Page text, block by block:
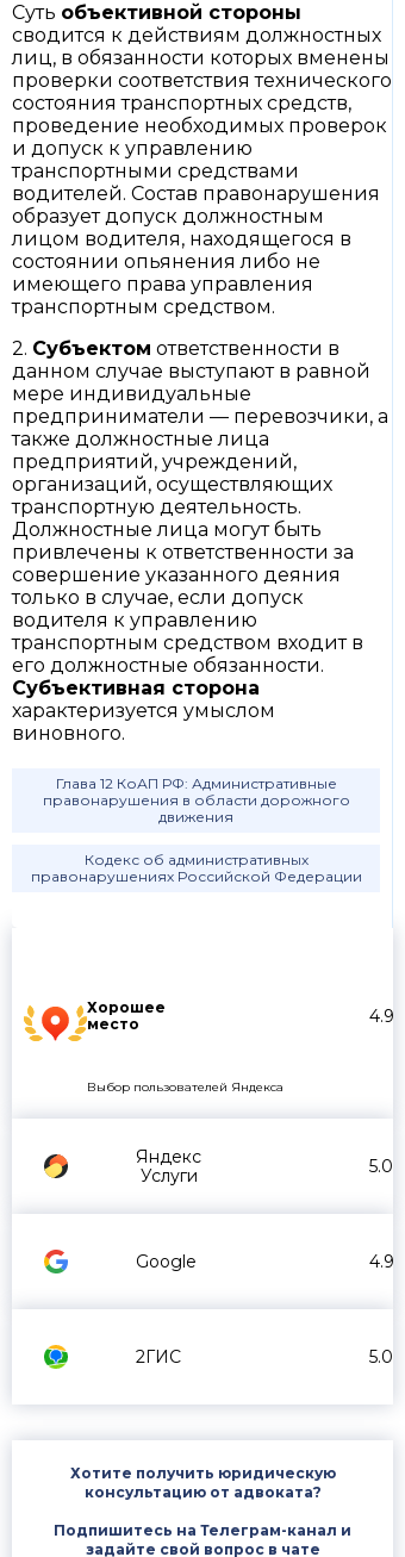
Хорошее
место
4.9
Выбор пользователей Яндекса
Яндекс
Услуги
5.0
Google 4.9
2ГИС 5.0
Хотите получить юридическую
консультацию от адвоката?
Подпишитесь на Телеграм-канал и
задайте свой вопрос в чате
Суть объективной стороны
сводится к действиям должностных
лиц, в обязанности которых вменены
проверки соответствия технического
состояния транспортных средств,
проведение необходимых проверок
и допуск к управлению
транспортными средствами
водителей. Состав правонарушения
образует допуск должностным
лицом водителя, находящегося в
состоянии опьянения либо не
имеющего права управления
транспортным средством.
2. Субъектом ответственности в
данном случае выступают в равной
мере индивидуальные
предприниматели — перевозчики, а
также должностные лица
предприятий, учреждений,
организаций, осуществляющих
транспортную деятельность.
Должностные лица могут быть
привлечены к ответственности за
совершение указанного деяния
только в случае, если допуск
водителя к управлению
транспортным средством входит в
его должностные обязанности.
Субъективная сторона
характеризуется умыслом
виновного.
Глава 12 КоАП РФ: Административные
правонарушения в области дорожного
движения
Кодекс об административных
правонарушениях Российской Федерации